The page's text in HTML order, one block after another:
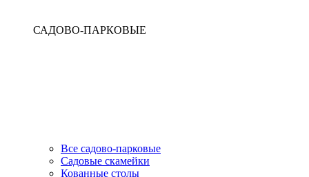
САДОВО-ПАРКОВЫЕ
Все садово-парковые
Садовые скамейки
Кованные столы